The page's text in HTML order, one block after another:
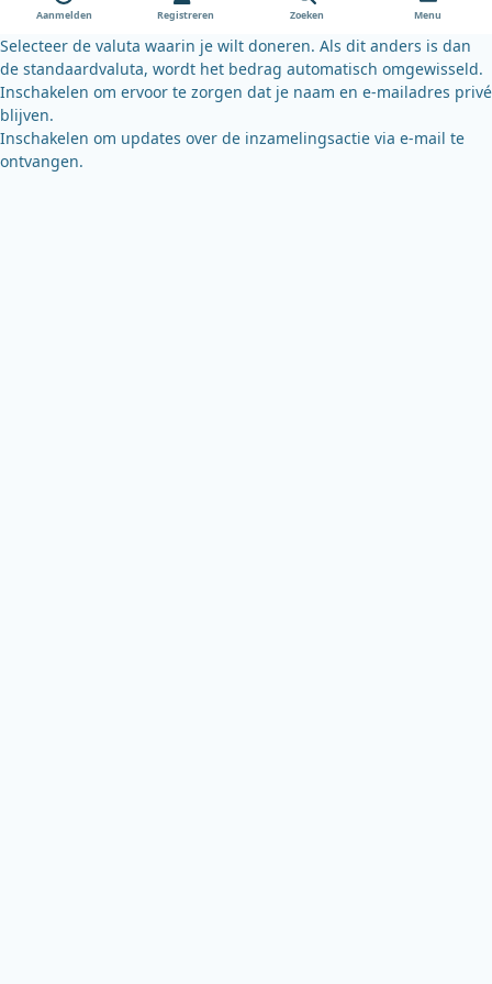
k
y
Aanmelden Registreren Zoeken Menu
Selecteer de valuta waarin je wilt doneren. Als dit anders is dan
de standaardvaluta, wordt het bedrag automatisch omgewisseld.
Inschakelen om ervoor te zorgen dat je naam en e-mailadres privé
blijven.
Inschakelen om updates over de inzamelingsactie via e-mail te
ontvangen.